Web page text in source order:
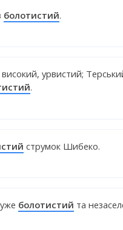
болотистий.
урвистий;
.
струмок Шибеко.
болотистий та